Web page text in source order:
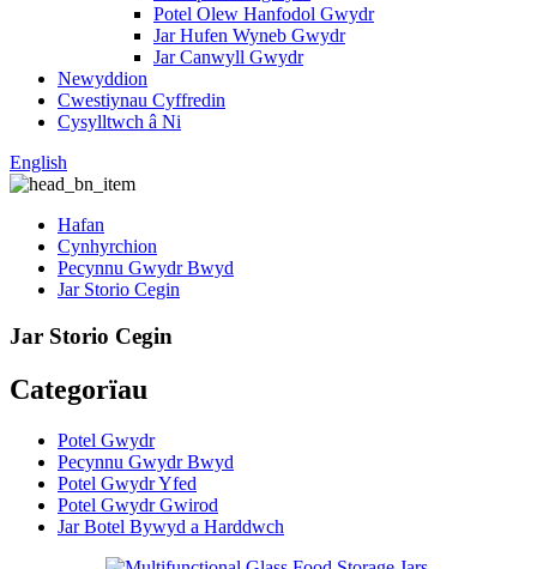
Potel Olew Hanfodol Gwydr
Jar Hufen Wyneb Gwydr
Jar Canwyll Gwydr
Newyddion
Cwestiynau Cyffredin
Cysylltwch â Ni
English
Hafan
Cynhyrchion
Pecynnu Gwydr Bwyd
Jar Storio Cegin
Jar Storio Cegin
Categorïau
Potel Gwydr
Pecynnu Gwydr Bwyd
Potel Gwydr Yfed
Potel Gwydr Gwirod
Jar Botel Bywyd a Harddwch